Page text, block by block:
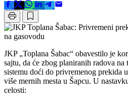
JKP „Toplana Šabac“ obavestilo je
sajtu, da će zbog planiranih radova
sistemu doći do privremenog prekida
više mernih mesta u Šapcu. U
celosti: